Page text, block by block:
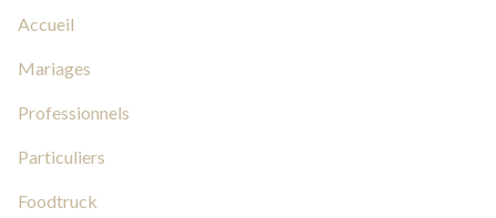
Accueil
Mariages
Professionnels
Particuliers
Foodtruck